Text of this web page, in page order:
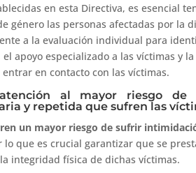
en esta Directiva, es esencial
género las personas afectadas por la
a la evaluación individual para
apoyo especializado a las víctimas y
en contacto con las víctimas.
al mayor riesgo de
y repetida que sufren las
un mayor riesgo de sufrir
lo que es crucial garantizar que se
integridad física de dichas víctimas.